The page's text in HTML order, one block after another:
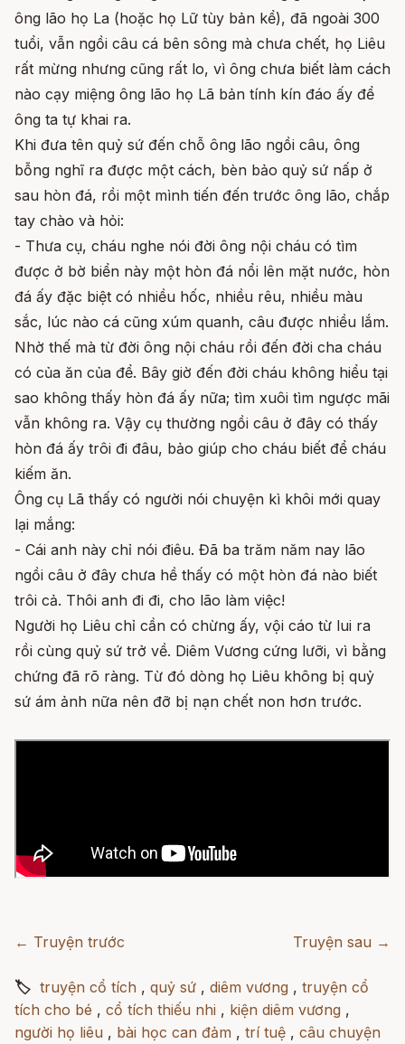
ông lão họ La (hoặc họ Lữ tùy bản kể), đã ngoài 300
tuổi, vẫn ngồi câu cá bên sông mà chưa chết, họ Liêu
rất mừng nhưng cũng rất lo, vì ông chưa biết làm cách
nào cạy miệng ông lão họ Lã bản tính kín đáo ấy để
ông ta tự khai ra.
Khi đưa tên quỷ sứ đến chỗ ông lão ngồi câu, ông
bỗng nghĩ ra được một cách, bèn bảo quỷ sứ nấp ở
sau hòn đá, rồi một mình tiến đến trước ông lão, chắp
tay chào và hỏi:
- Thưa cụ, cháu nghe nói đời ông nội cháu có tìm
được ở bờ biển này một hòn đá nổi lên mặt nước, hòn
đá ấy đặc biệt có nhiều hốc, nhiều rêu, nhiều màu
sắc, lúc nào cá cũng xúm quanh, câu được nhiều lắm.
Nhờ thế mà từ đời ông nội cháu rồi đến đời cha cháu
có của ăn của để. Bây giờ đến đời cháu không hiểu tại
sao không thấy hòn đá ấy nữa; tìm xuôi tìm ngược mãi
vẫn không ra. Vậy cụ thường ngồi câu ở đây có thấy
hòn đá ấy trôi đi đâu, bảo giúp cho cháu biết để cháu
kiếm ăn.
Ông cụ Lã thấy có người nói chuyện kì khôi mới quay
lại mắng:
- Cái anh này chỉ nói điêu. Đã ba trăm năm nay lão
ngồi câu ở đây chưa hề thấy có một hòn đá nào biết
trôi cả. Thôi anh đi đi, cho lão làm việc!
Người họ Liêu chỉ cần có chừng ấy, vội cáo từ lui ra
rồi cùng quỷ sứ trở về. Diêm Vương cứng lưỡi, vì bằng
chứng đã rõ ràng. Từ đó dòng họ Liêu không bị quỷ
sứ ám ảnh nữa nên đỡ bị nạn chết non hơn trước.
← Truyện trước Truyện sau →
🏷 truyện cổ tích , quỷ sứ , diêm vương , truyện cổ
tích cho bé , cổ tích thiếu nhi , kiện diêm vương ,
người họ liêu , bài học can đảm , trí tuệ , câu chuyện